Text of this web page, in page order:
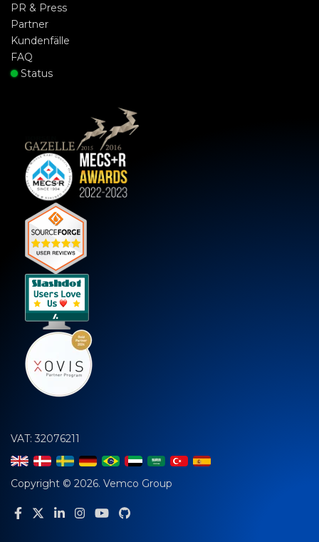
PR & Press
Partner
Kundenfälle
FAQ
Status
VAT: 32076211
Copyright © 2026. Vemco Group